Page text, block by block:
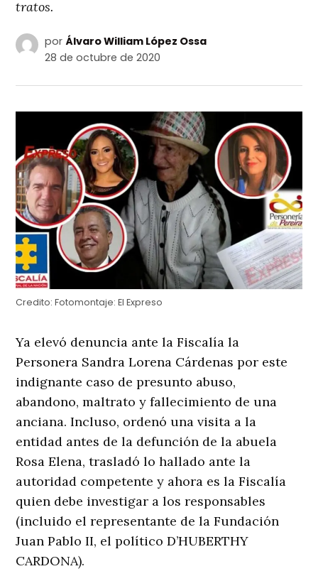
tratos.
por Álvaro William López Ossa
28 de octubre de 2020
Credito: Fotomontaje: El Expreso
Ya elevó denuncia ante la Fiscalía la
Personera Sandra Lorena Cárdenas por este
indignante caso de presunto abuso,
abandono, maltrato y fallecimiento de una
anciana. Incluso, ordenó una visita a la
entidad antes de la defunción de la abuela
Rosa Elena, trasladó lo hallado ante la
autoridad competente y ahora es la Fiscalía
quien debe investigar a los responsables
(incluido el representante de la Fundación
Juan Pablo II, el político D’HUBERTHY
CARDONA).